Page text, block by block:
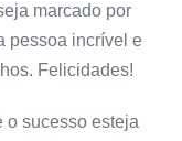
marcado por
pessoa incrível e
Felicidades!
o sucesso esteja